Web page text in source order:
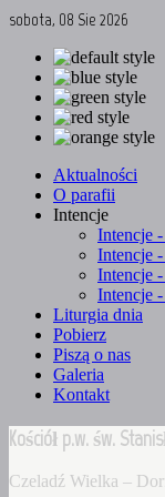
sobota, 08 Sie 2026
Aktualności
O parafii
Intencje
Intencje
Intencje
Intencje
Intencje -
Liturgia dnia
Pobierz
Piszą o nas
Galeria
Kontakt
Kościół p.w. św.
Czeladź Wielka –